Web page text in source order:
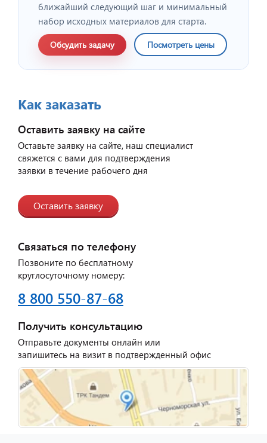
ближайший следующий шаг и минимальный
набор исходных материалов для старта.
Обсудить задачу Посмотреть цены
Как заказать
Оставить заявку на сайте
Оставьте заявку на сайте, наш специалист
свяжется с вами для подтверждения
заявки в течение рабочего дня
Оставить заявку
Связаться по телефону
Позвоните по бесплатному
круглосуточному номеру:
8 800 550-87-68
Получить консультацию
Отправьте документы онлайн или
запишитесь на визит в подтвержденный офис